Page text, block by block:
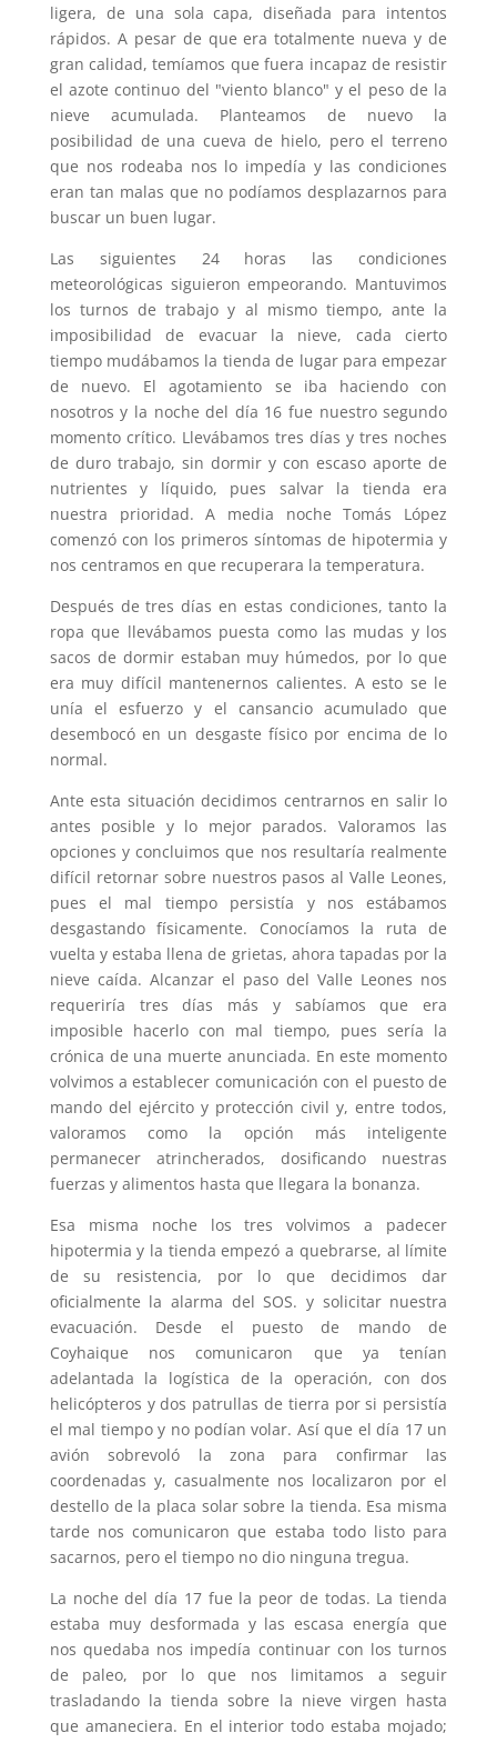
ligera, de una sola capa, diseñada para intentos
rápidos. A pesar de que era totalmente nueva y de
gran calidad, temíamos que fuera incapaz de resistir
el azote continuo del "viento blanco" y el peso de la
nieve acumulada. Planteamos de nuevo la
posibilidad de una cueva de hielo, pero el terreno
que nos rodeaba nos lo impedía y las condiciones
eran tan malas que no podíamos desplazarnos para
buscar un buen lugar.
Las siguientes 24 horas las condiciones
meteorológicas siguieron empeorando. Mantuvimos
los turnos de trabajo y al mismo tiempo, ante la
imposibilidad de evacuar la nieve, cada cierto
tiempo mudábamos la tienda de lugar para empezar
de nuevo. El agotamiento se iba haciendo con
nosotros y la noche del día 16 fue nuestro segundo
momento crítico. Llevábamos tres días y tres noches
de duro trabajo, sin dormir y con escaso aporte de
nutrientes y líquido, pues salvar la tienda era
nuestra prioridad. A media noche Tomás López
comenzó con los primeros síntomas de hipotermia y
nos centramos en que recuperara la temperatura.
Después de tres días en estas condiciones, tanto la
ropa que llevábamos puesta como las mudas y los
sacos de dormir estaban muy húmedos, por lo que
era muy difícil mantenernos calientes. A esto se le
unía el esfuerzo y el cansancio acumulado que
desembocó en un desgaste físico por encima de lo
normal.
Ante esta situación decidimos centrarnos en salir lo
antes posible y lo mejor parados. Valoramos las
opciones y concluimos que nos resultaría realmente
difícil retornar sobre nuestros pasos al Valle Leones,
pues el mal tiempo persistía y nos estábamos
desgastando físicamente. Conocíamos la ruta de
vuelta y estaba llena de grietas, ahora tapadas por la
nieve caída. Alcanzar el paso del Valle Leones nos
requeriría tres días más y sabíamos que era
imposible hacerlo con mal tiempo, pues sería la
crónica de una muerte anunciada. En este momento
volvimos a establecer comunicación con el puesto de
mando del ejército y protección civil y, entre todos,
valoramos como la opción más inteligente
permanecer atrincherados, dosificando nuestras
fuerzas y alimentos hasta que llegara la bonanza.
Esa misma noche los tres volvimos a padecer
hipotermia y la tienda empezó a quebrarse, al límite
de su resistencia, por lo que decidimos dar
oficialmente la alarma del SOS. y solicitar nuestra
evacuación. Desde el puesto de mando de
Coyhaique nos comunicaron que ya tenían
adelantada la logística de la operación, con dos
helicópteros y dos patrullas de tierra por si persistía
el mal tiempo y no podían volar. Así que el día 17 un
avión sobrevoló la zona para confirmar las
coordenadas y, casualmente nos localizaron por el
destello de la placa solar sobre la tienda. Esa misma
tarde nos comunicaron que estaba todo listo para
sacarnos, pero el tiempo no dio ninguna tregua.
La noche del día 17 fue la peor de todas. La tienda
estaba muy desformada y las escasa energía que
nos quedaba nos impedía continuar con los turnos
de paleo, por lo que nos limitamos a seguir
trasladando la tienda sobre la nieve virgen hasta
que amaneciera. En el interior todo estaba mojado;